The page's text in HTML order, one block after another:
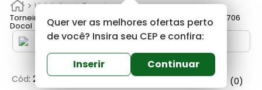
Quer ver as melhores ofertas perto
de você? Insira seu CEP e confira:
Inserir Continuar
Hidráulica
Torneiras
Torneira para Jardim com Canopla 1130 Nova Pertutti 903706
Docol
Cód:221066 Docol (0)
2º
3º
porta
4º
revestimento
5º
telha